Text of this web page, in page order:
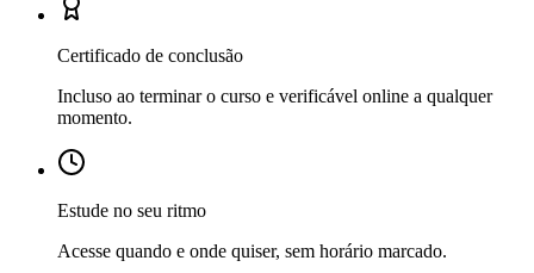
Certificado de conclusão
Incluso ao terminar o curso e verificável online a qualquer
momento.
Estude no seu ritmo
Acesse quando e onde quiser, sem horário marcado.